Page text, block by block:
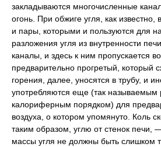
закладываются многочисленные
огонь. При обжиге угля, как
и пары, которыми и пользуются для
разложения угля из внутренности
каналы, и здесь к ним пропускается
предварительно прогретый, который
горения, далее, уносятся в трубу, и
употребляются еще (так называемым
калориферным порядком) для
воздуха, о котором упомянуто. Коль
таким образом, углю от стенок печи,
массы угля не должны быть слишком